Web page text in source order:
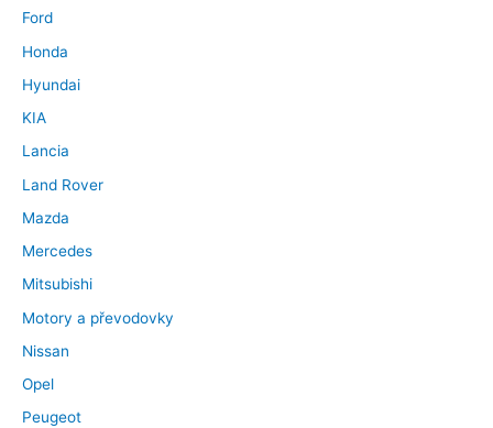
Ford
Honda
Hyundai
KIA
Lancia
Land Rover
Mazda
Mercedes
Mitsubishi
Motory a převodovky
Nissan
Opel
Peugeot